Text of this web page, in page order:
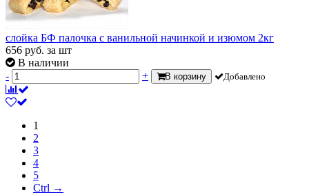
слойка БФ палочка с ванильной начинкой и изюмом 2кг
656 руб. за шт
В наличии
-
+ В корзину Добавлено
1
2
3
4
5
Ctrl →